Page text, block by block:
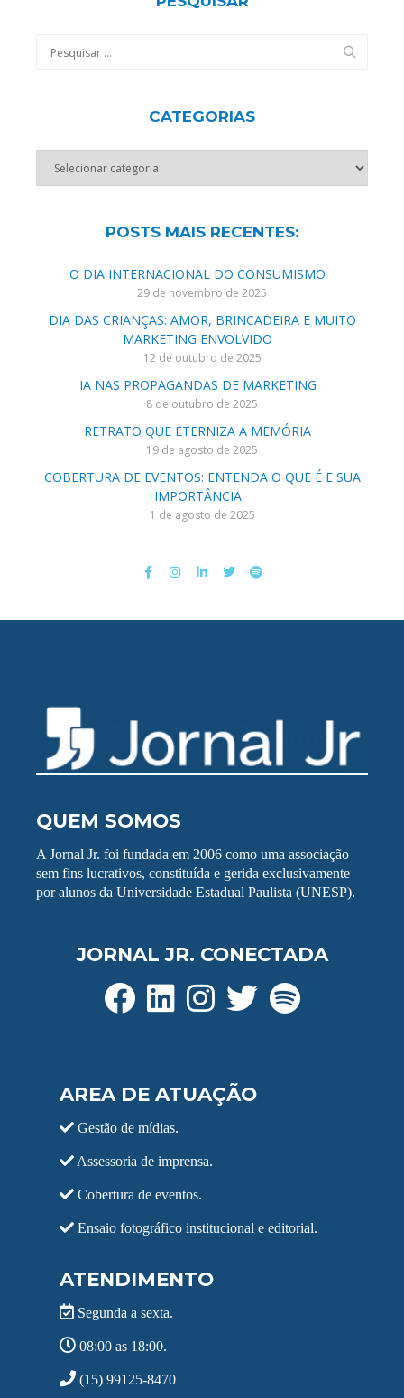
CATEGORIAS
POSTS MAIS RECENTES:
O DIA INTERNACIONAL DO CONSUMISMO
29 de novembro de 2025
DIA DAS CRIANÇAS: AMOR, BRINCADEIRA E MUITO
MARKETING ENVOLVIDO
12 de outubro de 2025
IA NAS PROPAGANDAS DE MARKETING
8 de outubro de 2025
RETRATO QUE ETERNIZA A MEMÓRIA
19 de agosto de 2025
COBERTURA DE EVENTOS: ENTENDA O QUE É E SUA
IMPORTÂNCIA
1 de agosto de 2025
QUEM SOMOS
A Jornal Jr. foi fundada em 2006 como uma associação
sem fins lucrativos, constituída e gerida exclusivamente
por alunos da Universidade Estadual Paulista (UNESP).
JORNAL JR. CONECTADA
AREA DE ATUAÇÃO
Gestão de mídias.
Assessoria de imprensa.
Cobertura de eventos.
Ensaio fotográfico institucional e editorial.
ATENDIMENTO
Segunda a sexta.
08:00 as 18:00.
(15) 99125-8470